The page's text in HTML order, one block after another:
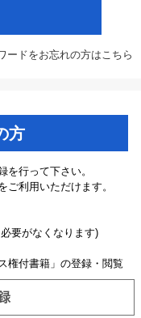
ードをお忘れの方はこちら
方
を行って下さい。
利用いただけます。
要がなくなります)
権付書籍」の登録・閲覧